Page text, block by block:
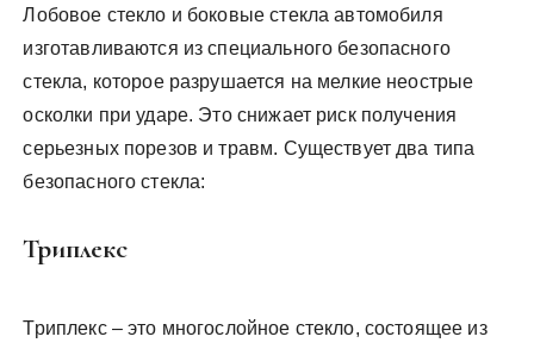
Лобовое стекло и боковые стекла автомобиля
изготавливаются из специального безопасного
стекла, которое разрушается на мелкие неострые
осколки при ударе. Это снижает риск получения
серьезных порезов и травм. Существует два типа
безопасного стекла:
Триплекс
Триплекс – это многослойное стекло, состоящее из